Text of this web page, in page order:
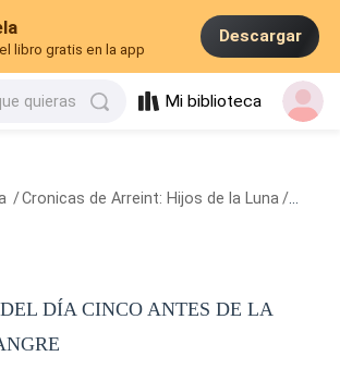
libro gratis en la app
Descargar
quieras Mi biblioteca
/Cronicas de Arreint: Hijos de la Luna /
DÍA CINCO ANTES DE LA